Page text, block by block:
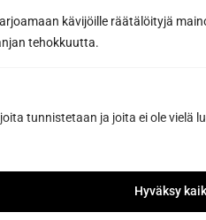
kävijöille räätälöityjä
tehokkuutta.
tunnistetaan ja joita ei ole vielä
Hyväksy
Sähköpostiosoite *
Tilaa
Voit peruttaa liittymisen